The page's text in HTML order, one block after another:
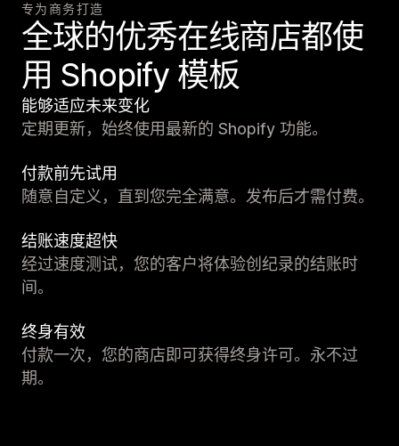
专为商务打造
全球的优秀在线商店都使
用 Shopify 模板
能够适应未来变化
定期更新，始终使用最新的 Shopify 功能。
付款前先试用
随意自定义，直到您完全满意。发布后才需付费。
结账速度超快
经过速度测试，您的客户将体验创纪录的结账时
间。
终身有效
付款一次，您的商店即可获得终身许可。永不过
期。